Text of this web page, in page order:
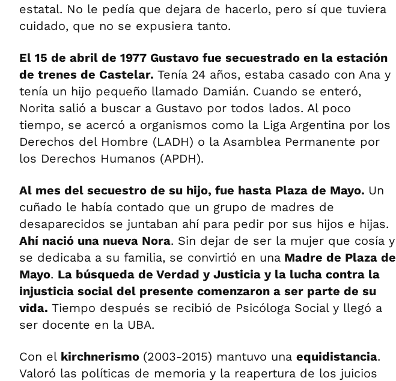
estatal. No le pedía que dejara de hacerlo, pero sí que tuviera
cuidado, que no se expusiera tanto.
El 15 de abril de 1977 Gustavo fue secuestrado en la estación
de trenes de Castelar. Tenía 24 años, estaba casado con Ana y
tenía un hijo pequeño llamado Damián. Cuando se enteró,
Norita salió a buscar a Gustavo por todos lados. Al poco
tiempo, se acercó a organismos como la Liga Argentina por los
Derechos del Hombre (LADH) o la Asamblea Permanente por
los Derechos Humanos (APDH).
Al mes del secuestro de su hijo, fue hasta Plaza de Mayo. Un
cuñado le había contado que un grupo de madres de
desaparecidos se juntaban ahí para pedir por sus hijos e hijas.
Ahí nació una nueva Nora. Sin dejar de ser la mujer que cosía y
se dedicaba a su familia, se convirtió en una Madre de Plaza de
Mayo. La búsqueda de Verdad y Justicia y la lucha contra la
injusticia social del presente comenzaron a ser parte de su
vida. Tiempo después se recibió de Psicóloga Social y llegó a
ser docente en la UBA.
Con el kirchnerismo (2003-2015) mantuvo una equidistancia.
Valoró las políticas de memoria y la reapertura de los juicios